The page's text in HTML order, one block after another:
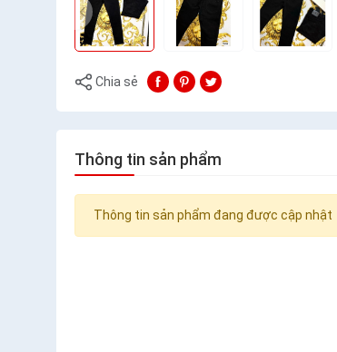
Chia sẻ
Thông tin sản phẩm
Thông tin sản phẩm đang được cập nhật